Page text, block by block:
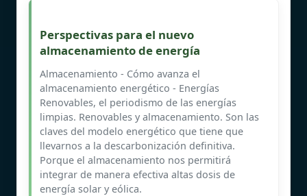
Perspectivas para el nuevo
almacenamiento de energía
Almacenamiento - Cómo avanza el
almacenamiento energético - Energías
Renovables, el periodismo de las energías
limpias. Renovables y almacenamiento. Son las
claves del modelo energético que tiene que
llevarnos a la descarbonización definitiva.
Porque el almacenamiento nos permitirá
integrar de manera efectiva altas dosis de
energía solar y eólica.